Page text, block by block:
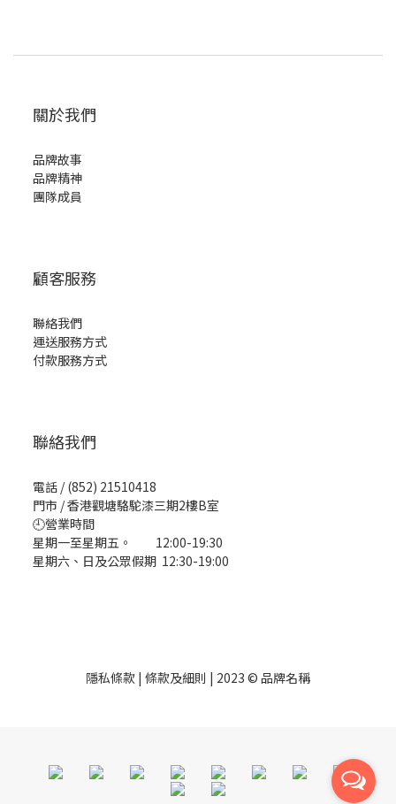
關於我們
品牌故事
品牌精神
團隊成員
顧客服務
聯絡我們
運送服務方式
付款服務方式
聯絡我們
電話 / (852) 21510418
門市 / 香港觀塘駱駝漆三期2樓B室
🕘營業時間
星期一至星期五。 12:00-19:30
星期六、日及公眾假期 12:30-19:00
隱私條款 | 條款及細則 | 2023 © 品牌名稱